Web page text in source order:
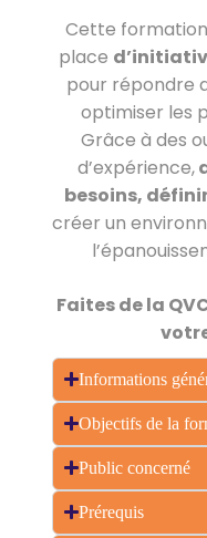
Cette formation
place
pour répondre
optimiser les
Grâce à des
d’expérience,
besoins,
créer un
Faites de la
Informations
Objectifs de la
Public concerné
Prérequis